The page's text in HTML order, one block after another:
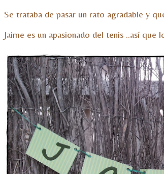
Se trataba de pasar un rato agradable y
Jaime es un apasionado del tenis ..así que